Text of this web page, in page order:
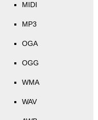
MIDI
MP3
OGA
OGG
WMA
WAV